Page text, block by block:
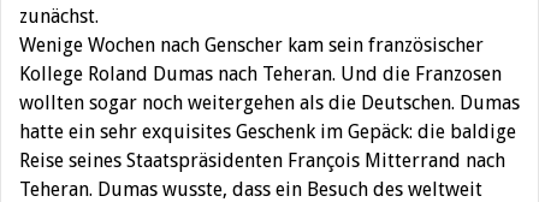
zunächst.
Wenige Wochen nach Genscher kam sein französischer
Kollege Roland Dumas nach Teheran. Und die Franzosen
wollten sogar noch weitergehen als die Deutschen. Dumas
hatte ein sehr exquisites Geschenk im Gepäck: die baldige
Reise seines Staatspräsidenten François Mitterrand nach
Teheran. Dumas wusste, dass ein Besuch des weltweit